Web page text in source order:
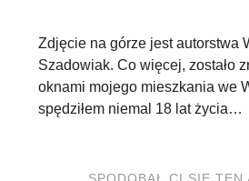
Zdjęcie na górze jest autorstwa
Szadowiak. Co więcej, zostało
oknami mojego mieszkania we
spędziłem niemal 18 lat życia…